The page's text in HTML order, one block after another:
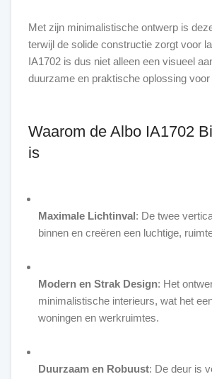
Met zijn minimalistische ontwerp is
terwijl de solide constructie zorgt voor
IA1702 is dus niet alleen een visueel
duurzame en praktische oplossing voor
Waarom de Albo IA1702
is
Maximale Lichtinval: De twee
binnen en creëren een luchtige,
Modern en Strak Design: Het
minimalistische interieurs, wat het
woningen en werkruimtes.
Duurzaam en Robuust: De deur is